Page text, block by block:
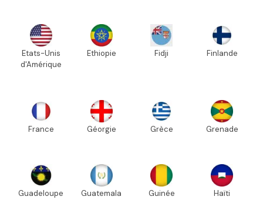
Etats-Unis
d'Amérique
Ethiopie Fidji Finlande
France Géorgie Grèce Grenade
Guadeloupe Guatemala Guinée Haïti